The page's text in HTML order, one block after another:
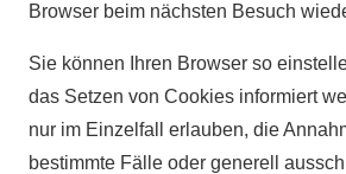
Browser beim nächsten Besuch
Sie können Ihren Browser so
das Setzen von Cookies informiert
nur im Einzelfall erlauben, die
bestimmte Fälle oder generell